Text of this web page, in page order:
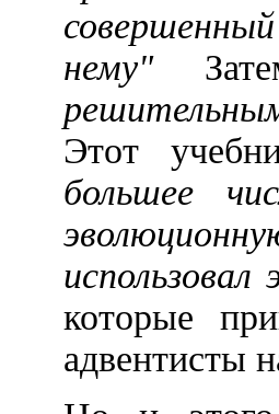
нему"
Этот
большее
которые
адвентисты